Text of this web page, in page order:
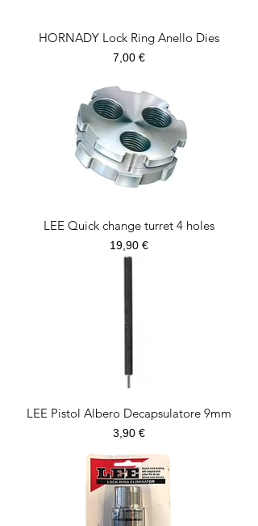
HORNADY Lock Ring Anello Dies
Prezzo
7,00 €
LEE Quick change turret 4 holes
Prezzo
19,90 €
LEE Pistol Albero Decapsulatore 9mm
Prezzo
3,90 €